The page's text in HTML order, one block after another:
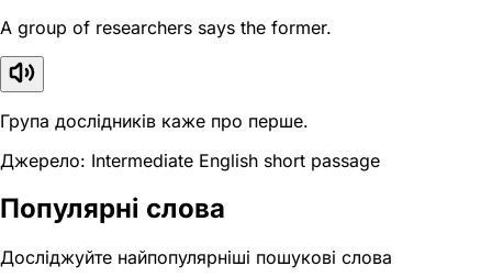
A group of researchers says the former.
Група дослідників каже про перше.
Джерело: Intermediate English short passage
Популярні слова
Досліджуйте найпопулярніші пошукові слова